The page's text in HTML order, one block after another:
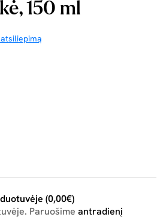
150 ml
(0,00€)
Paruošime antradienį